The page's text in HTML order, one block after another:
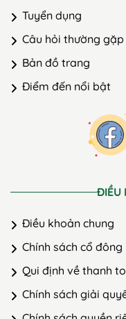
Tuyển dụng
Câu hỏi thường gặp
Bản đồ trang
Điểm đến nổi bật
ĐIỀU
Điều khoản chung
Chính sách cổ đông
Qui định về thanh
Chính sách giải